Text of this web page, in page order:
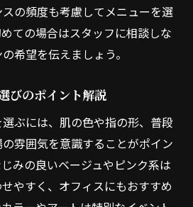
の頻度も考慮してメニューを選
ての場合はスタッフに相談しな
希望を伝えましょう。
びのポイント解説
ぶには、肌の色や指の形、普段
雰囲気を意識することがポイン
みの良いベージュやピンク系は
やすく、オフィスにもおすすめ